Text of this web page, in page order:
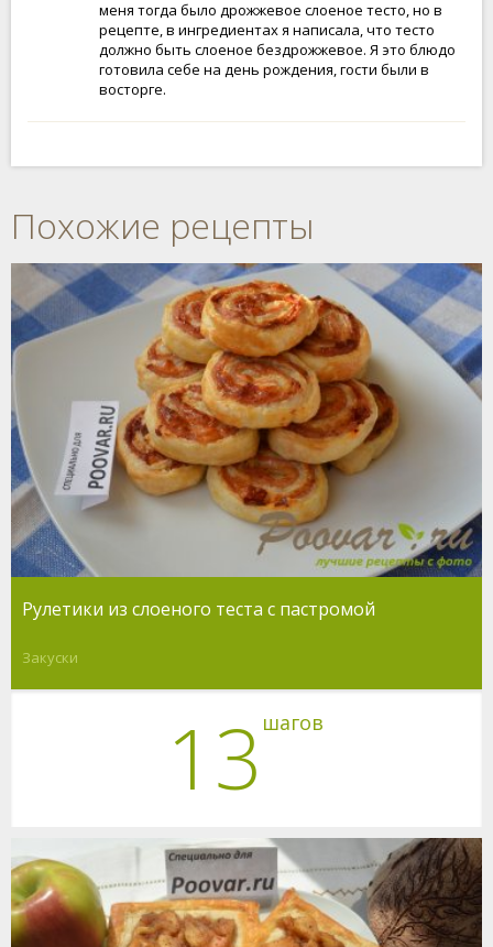
меня тогда было дрожжевое слоеное тесто, но в
рецепте, в ингредиентах я написала, что тесто
должно быть слоеное бездрожжевое. Я это блюдо
готовила себе на день рождения, гости были в
восторге.
Похожие рецепты
Рулетики из слоеного теста с пастромой
Закуски
13 шагов